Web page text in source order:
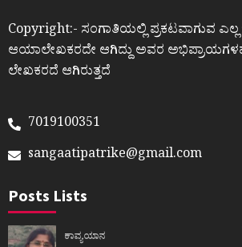
Copyright:- ಸಂಗಾತಿಯಲ್ಲಿ ಪ್ರಕಟವಾಗುವ ಎಲ್ಲ
ಆಯಾಲೇಖಕರದೇ ಆಗಿದ್ದು ಅವರ
ಲೇಖಕರದೆ ಆಗಿರುತ್ತದೆ
7019100351
sangaatipatrike@gmail.com
Posts Lists
ಕಾವ್ಯಯಾನ